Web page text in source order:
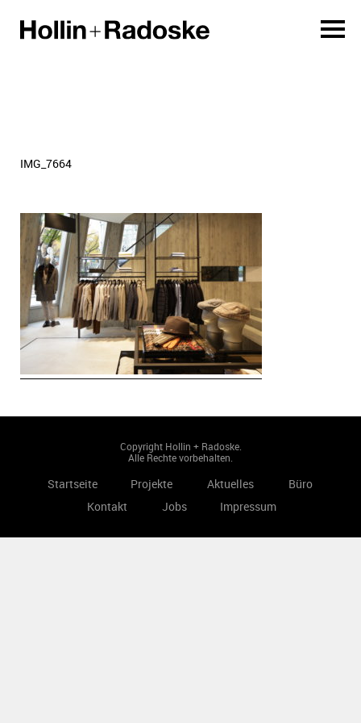
IMG_7664
Copyright Hollin + Radoske.
Alle Rechte vorbehalten.
Startseite Projekte Aktuelles
Büro
Kontakt
Jobs Impressum